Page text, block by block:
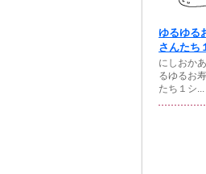
ゆるゆる
さんたち
にしおか
るゆるお
たち１シ...